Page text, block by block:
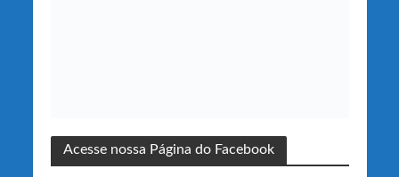
Acesse nossa Página do Facebook